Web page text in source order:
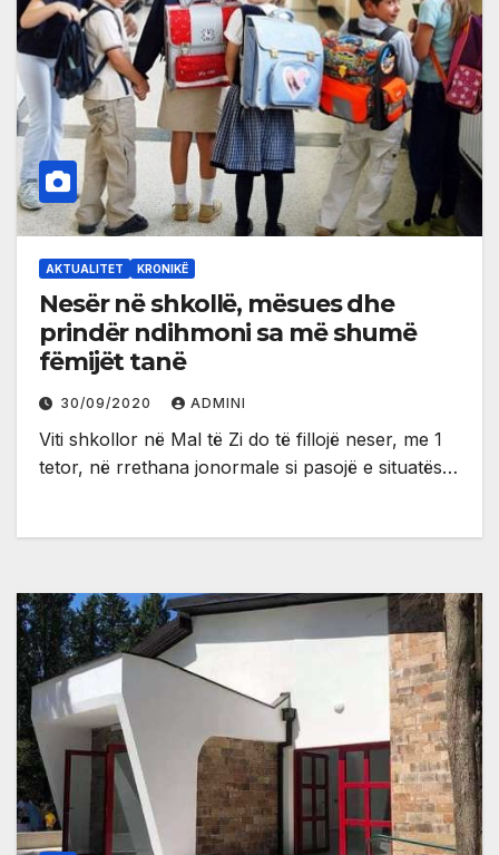
AKTUALITET KRONIKË
Nesër në shkollë, mësues dhe
prindër ndihmoni sa më shumë
fëmijët tanë
30/09/2020 ADMINI
Viti shkollor në Mal të Zi do të fillojë neser, me 1
tetor, në rrethana jonormale si pasojë e situatës…